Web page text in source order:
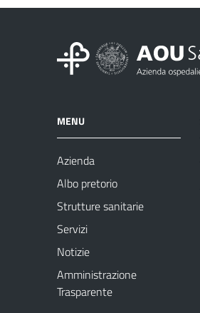
MENU
Azienda
Albo pretorio
Strutture sanitarie
Servizi
Notizie
Amministrazione
Trasparente